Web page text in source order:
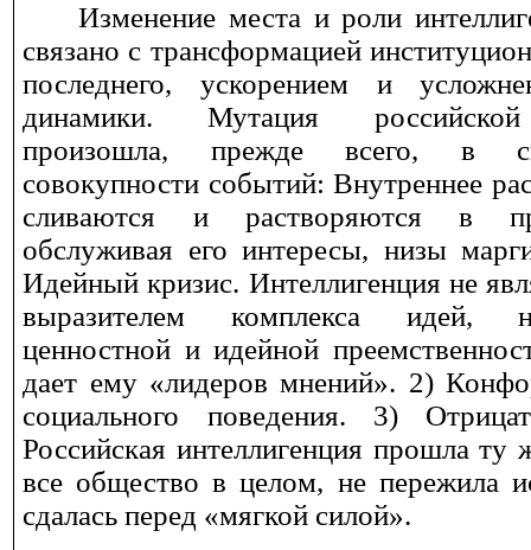
Изменение места и роли
связано с трансформацией
последнего, ускорением и
динамики. Мутация российской
произошла, прежде всего, в
совокупности событий: Внутреннее
сливаются и растворяются в
обслуживая его интересы, низы
Идейный кризис. Интеллигенция не
выразителем комплекса идей,
ценностной и идейной
дает ему «лидеров мнений». 2)
социального поведения. 3)
Российская интеллигенция прошла
все общество в целом, не пережила
сдалась перед «мягкой силой».